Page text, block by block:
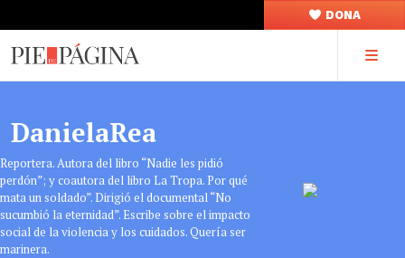
DONA
DanielaRea
Reportera. Autora del libro “Nadie les pidió
perdón”; y coautora del libro La Tropa. Por qué
mata un soldado”. Dirigió el documental “No
sucumbió la eternidad”. Escribe sobre el impacto
social de la violencia y los cuidados. Quería ser
marinera.